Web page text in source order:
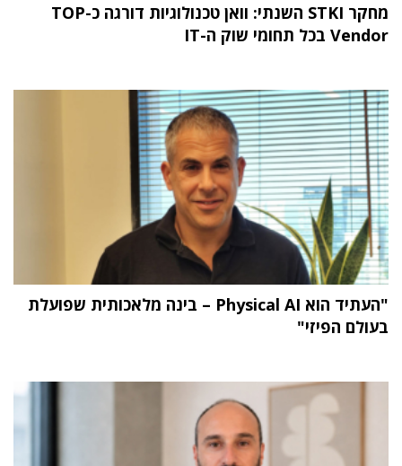
מחקר STKI השנתי: וואן טכנולוגיות דורגה כ-TOP
Vendor בכל תחומי שוק ה-IT
"העתיד הוא Physical AI – בינה מלאכותית שפועלת
בעולם הפיזי"